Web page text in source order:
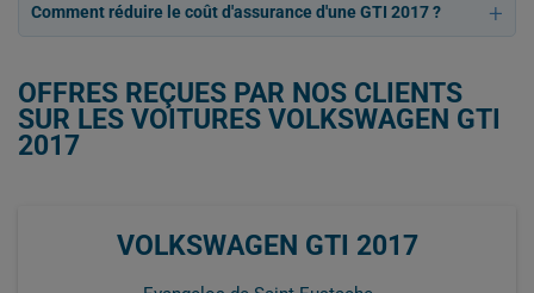
Comment réduire le coût d'assurance d'une GTI 2017 ?
OFFRES REÇUES PAR NOS CLIENTS
SUR LES VOITURES VOLKSWAGEN GTI
2017
VOLKSWAGEN GTI 2017